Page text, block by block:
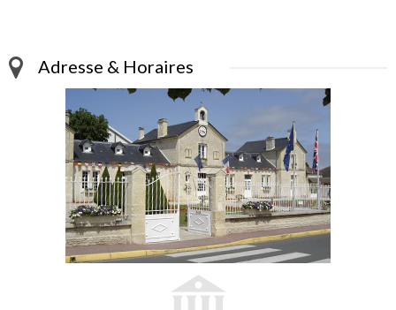
Adresse & Horaires